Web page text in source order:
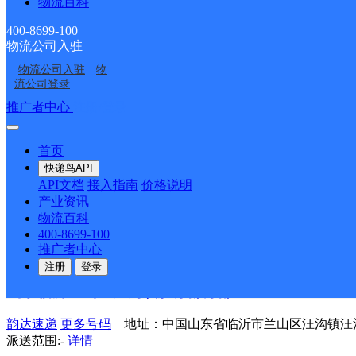
400-8699-100
物流公司入驻
物流公司入驻
物
流公司登录
推广者中心
首页
快递鸟API
API文档 接入指南 价格说明
产业资讯
物流百科
400-8699-100
推广者中心
注册 登录
品；银凤工业园；王桥社区；鲁运实业；沃兴畜牧；银河龙
山东临沂罗庄区公司盛庄街道滨河分部
韵达速递 更多号码
派送范围:工业品采购中心；好好吃包子铺；一点五视力矫正
东区；吴白庄西区；尚屯村；李白庄沿街；陈白庄村委；陈
河东路；宝丽未来城A区；宝丽未来城B区；宝丽未来城C区
鲁豪技校；清河南路排水维护管理处；首创水务；焦庄充电
人保理赔中心；奥丰奥迪；沂河路51号环球汽修；壹卡汽配
正大超市； 临沂市安装公司；怡景绿洲；丰源检测；壹卡国
文创园；奥海奥迪；丰源检测站；百合兰庭；国人售楼处；
市；城建锦绣城；第九中学南校区；光耀子贡；沂州路焦庄
花园小区；十里坊商业街；清泉花苑；滨河润城；博雅新苑
南路113-9999号；清河南路87号；【更新日期：2021-7-8 14:45
韵达速递 更多号码 地址：中国山东省临沂市兰山区汪沟镇汪
派送范围:- 详情